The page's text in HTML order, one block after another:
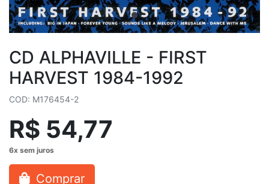
CD ALPHAVILLE - FIRST
HARVEST 1984-1992
COD: M176454-2
R$ 54,77
Comprar